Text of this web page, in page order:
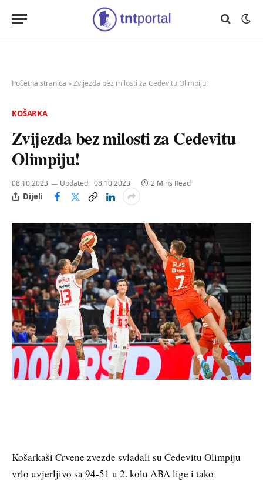
Početna stranica »Zvijezda bez milosti za Cedevitu Olimpiju!
KOŠARKA
Zvijezda bez milosti za Cedevitu
Olimpiju!
08.10.2023 Updated: 08.10.2023 2 Mins Read
Dijeli
Košarkaši Crvene zvezde svladali su Cedevitu Olimpiju
vrlo uvjerljivo sa 94-51 u 2. kolu ABA lige i tako